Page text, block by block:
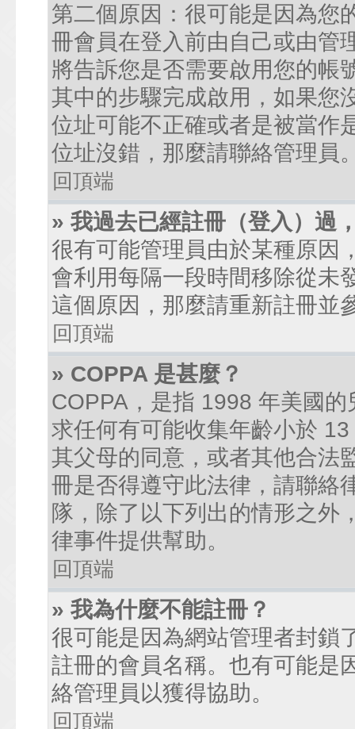
第二個原因：很可能是因為您
冊會員在登入前由自己或由管
將告訴您是否需要啟用您的帳
其中的步驟完成啟用，如果您
位址可能不正確或者是被當作
位址沒錯，那麼請聯絡管理員
回頂端
» 我過去已經註冊（登入）過
很有可能管理員由於某種原因
會利用每隔一段時間移除從未
這個原因，那麼請重新註冊並
回頂端
» COPPA 是甚麼？
COPPA，是指 1998 年美國
求任何有可能收集年齡小於
其父母的同意，或者其他合法
冊是否得遵守此法律，請聯絡
隊，除了以下列出的情形之外
律事件提供幫助。
回頂端
» 我為什麼不能註冊？
很可能是因為網站管理者封鎖
註冊的會員名稱。也有可能是
絡管理員以獲得協助。
回頂端